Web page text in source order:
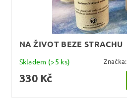
NA ŽIVOT BEZE STRACHU
Skladem (>5 ks) Značka:
330 Kč